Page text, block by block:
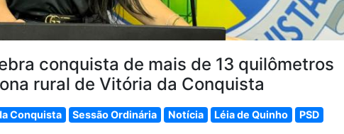
conquista de mais de 13 quilômetros
rural de Vitória da Conquista
Conquista Sessão Ordinária Notícia Léia de Quinho PSD